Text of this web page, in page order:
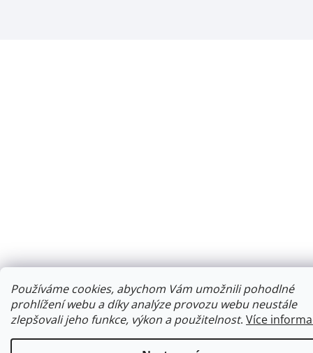
Používáme cookies, abychom Vám umožnili pohodlné
prohlížení webu a díky analýze provozu webu neustále
zlepšovali jeho funkce, výkon a použitelnost. Více